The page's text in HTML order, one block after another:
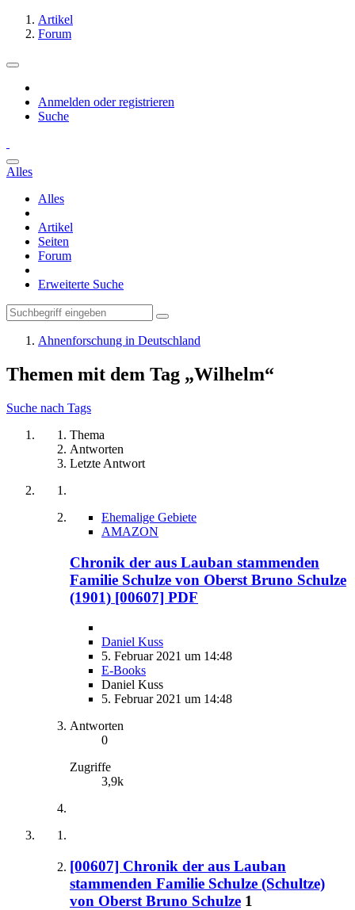
Artikel
Forum
Anmelden oder registrieren
Suche
Alles
Alles
Artikel
Seiten
Forum
Erweiterte Suche
Ahnenforschung in Deutschland
Themen mit dem Tag „Wilhelm“
Suche nach Tags
Thema
Antworten
Letzte Antwort
Ehemalige Gebiete
AMAZON
Chronik der aus Lauban stammenden
Familie Schulze von Oberst Bruno Schulze
(1901) [00607] PDF
Daniel Kuss
5. Februar 2021 um 14:48
E-Books
Daniel Kuss
5. Februar 2021 um 14:48
Antworten
0
Zugriffe
3,9k
[00607] Chronik der aus Lauban
stammenden Familie Schulze (Schultze)
von Oberst Bruno Schulze 1